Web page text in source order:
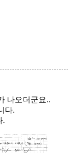
나오더군요..
다.
.